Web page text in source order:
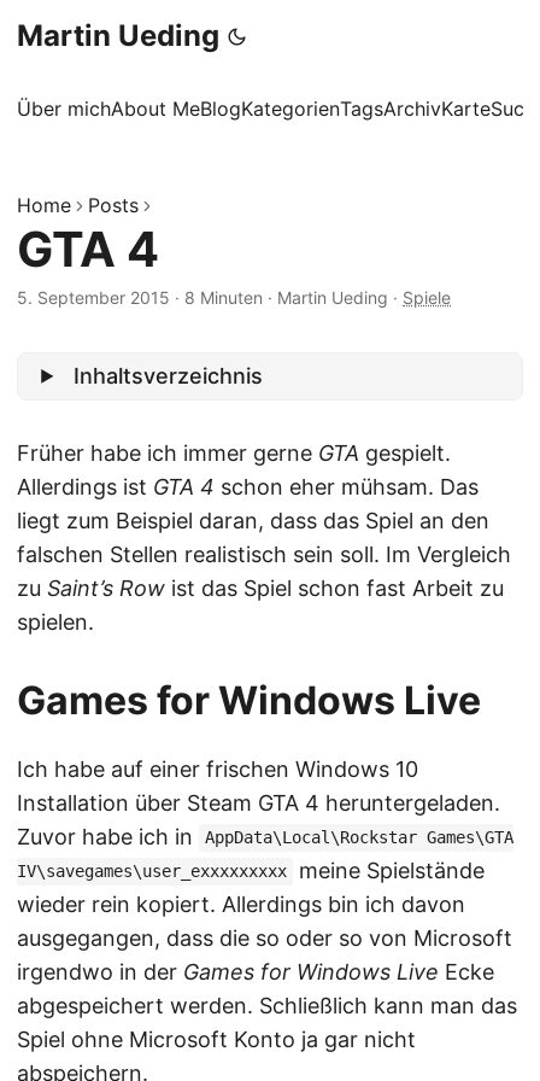
Martin Ueding
Über michAbout MeBlogKategorienTagsArchivKarte
Home Posts
GTA 4
5. September 2015 · 8 Minuten · Martin Ueding · Spiele
Inhaltsverzeichnis
Früher habe ich immer gerne GTA gespielt.
Allerdings ist GTA 4 schon eher mühsam. Das
liegt zum Beispiel daran, dass das Spiel an den
falschen Stellen realistisch sein soll. Im Vergleich
zu Saint’s Row ist das Spiel schon fast Arbeit zu
spielen.
Games for Windows Live
Ich habe auf einer frischen Windows 10
Installation über Steam GTA 4 heruntergeladen.
Zuvor habe ich in
AppData\Local\Rockstar Games\GTA
IV\savegames\user_exxxxxxxxx
meine Spielstände
wieder rein kopiert. Allerdings bin ich davon
ausgegangen, dass die so oder so von Microsoft
irgendwo in der Games for Windows Live Ecke
abgespeichert werden. Schließlich kann man das
Spiel ohne Microsoft Konto ja gar nicht
abspeichern.